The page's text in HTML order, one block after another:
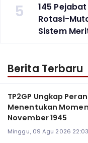
5
145
Rotasi-
Sistem
Berita Terbaru
TP2GP Ungkap
Menentukan
November 1945
Minggu, 09 Agu 2026